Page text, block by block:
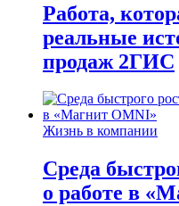
Работа,
реальные
продаж 2ГИС
Жизнь в компании
Среда
о работе в